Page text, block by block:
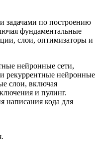
задачами по построению
фундаментальные
слои, оптимизаторы и
нейронные сети,
рекуррентные нейронные
слои, включая
и пулинг.
написания кода для